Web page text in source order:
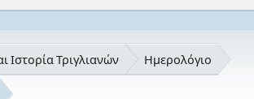
Ιστορία Τριγλιανών Ημερολόγιο